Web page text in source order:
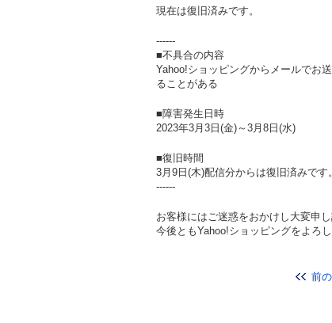
現在は復旧済みです。
------
■不具合の内容
Yahoo!ショッピングからメールでお
ることがある
■障害発生日時
2023年3月3日(金)～3月8日(水)
■復旧時間
3月9日(木)配信分からは復旧済みです。
------
お客様にはご迷惑をおかけし大変申し
今後ともYahoo!ショッピングをよろ
前